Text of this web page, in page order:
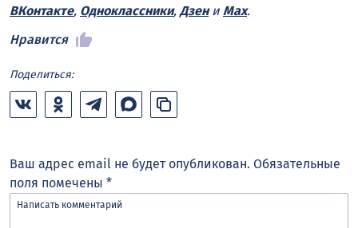
ВКонтакте, Одноклассники, Дзени Max.
Нравится
Поделиться:
Ваш адрес email не будет опубликован. Обязательные
поля помечены *